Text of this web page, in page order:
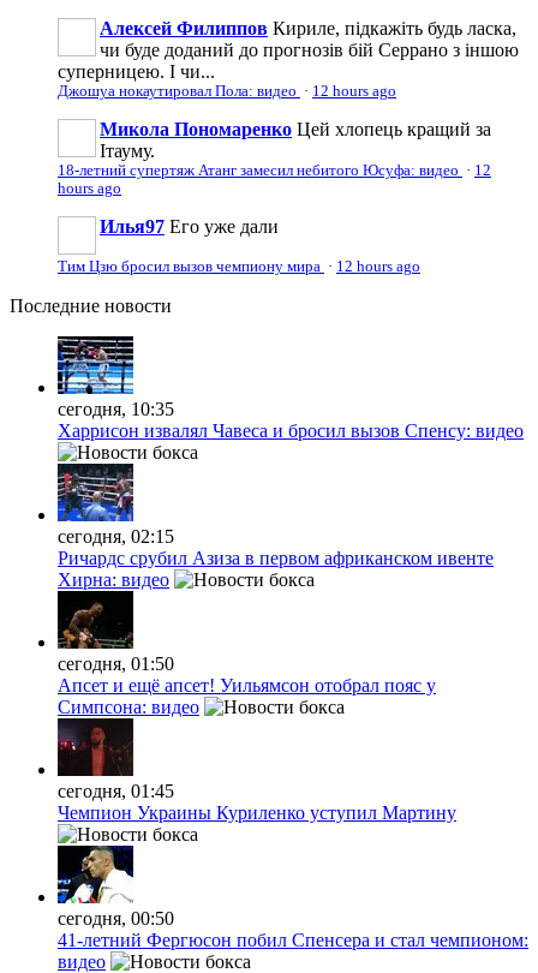
Алексей Филиппов Кириле, підкажіть будь ласка,
чи буде доданий до прогнозів бій Серрано з іншою
суперницею. І чи...
Джошуа нокаутировал Пола: видео · 12 hours ago
Микола Пономаренко Цей хлопець кращий за
Ітауму.
18-летний супертяж Атанг замесил небитого Юсуфа: видео · 12
hours ago
Илья97 Его уже дали
Тим Цзю бросил вызов чемпиону мира · 12 hours ago
Последние новости
сегодня, 10:35
Харрисон извалял Чавеса и бросил вызов Спенсу: видео
сегодня, 02:15
Ричардс срубил Азиза в первом африканском ивенте
Хирна: видео
сегодня, 01:50
Апсет и ещё апсет! Уильямсон отобрал пояс у
Симпсона: видео
сегодня, 01:45
Чемпион Украины Куриленко уступил Мартину
сегодня, 00:50
41-летний Фергюсон побил Спенсера и стал чемпионом:
видео